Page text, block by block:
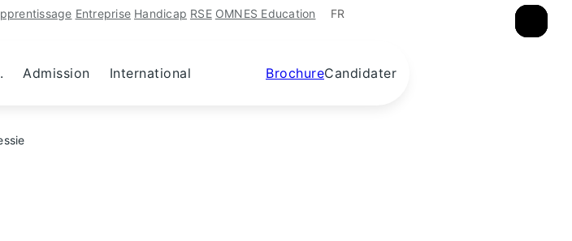
Entreprise Handicap RSE OMNES Education FR
Admission International BrochureCandidater